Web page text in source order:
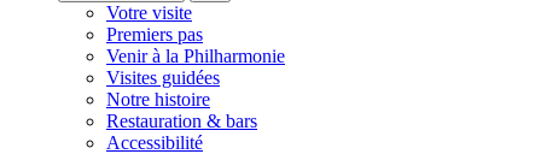
Votre visite
Premiers pas
Venir à la Philharmonie
Visites guidées
Notre histoire
Restauration & bars
Accessibilité